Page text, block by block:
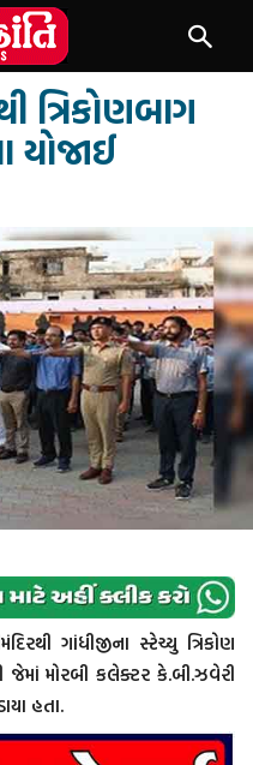
ત્રિકોણબાગ
યોજાઈ
ગાંધીજીના સ્ટેચ્યુ ત્રિકોણ
જેમાં મોરબી કલેક્ટર કે.બી.ઝવેરી
હતા.